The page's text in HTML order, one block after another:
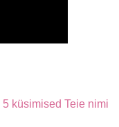
5 küsimised Teie nimi